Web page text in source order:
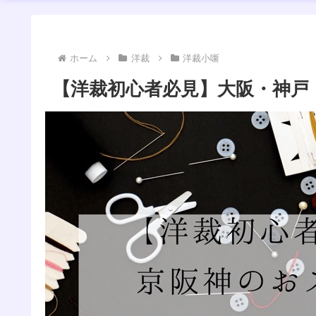
ホーム 洋裁 洋裁小噺
【洋裁初心者必見】大阪・神